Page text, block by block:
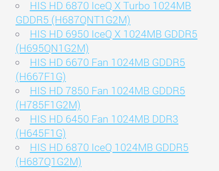
HIS HD 6870 IceQ X Turbo 1024MB
GDDR5 (H687QNT1G2M)
HIS HD 6950 IceQ X 1024MB GDDR5
(H695QN1G2M)
HIS HD 6670 Fan 1024MB GDDR5
(H667F1G)
HIS HD 7850 Fan 1024MB GDDR5
(H785F1G2M)
HIS HD 6450 Fan 1024MB DDR3
(H645F1G)
HIS HD 6870 IceQ 1024MB GDDR5
(H687Q1G2M)